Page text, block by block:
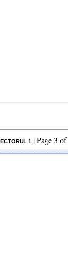
1|Page 3 of